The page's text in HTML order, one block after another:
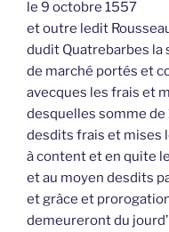
le 9 octobre 1557
et outre ledit
dudit Quatrebarbes la
de marché portés et
avecques les frais et
desquelles somme de
desdits frais et mises
à content et en quite
et au moyen desdits
et grâce et
demeureront du